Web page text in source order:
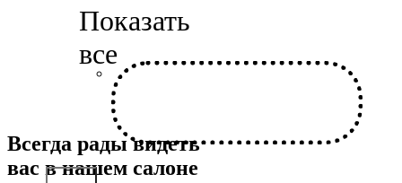
Всегда рады видеть
вас в нашем салоне